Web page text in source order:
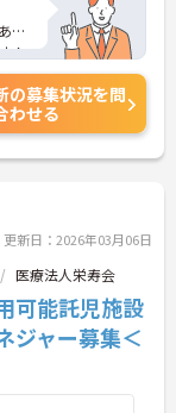
！
に
さ
の募集状況を問
わせる
更新日：2026年03月06日
医療法人栄寿会
可能託児施設
ジャー募集＜